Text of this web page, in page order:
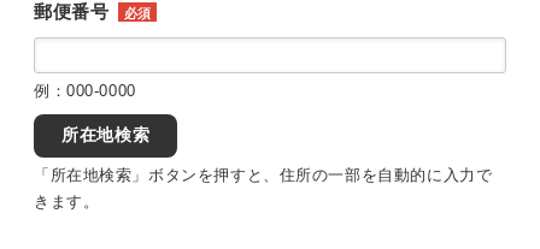
郵便番号 必須
例：000-0000
所在地検索
「所在地検索」ボタンを押すと、住所の一部を自動的に入力で
きます。